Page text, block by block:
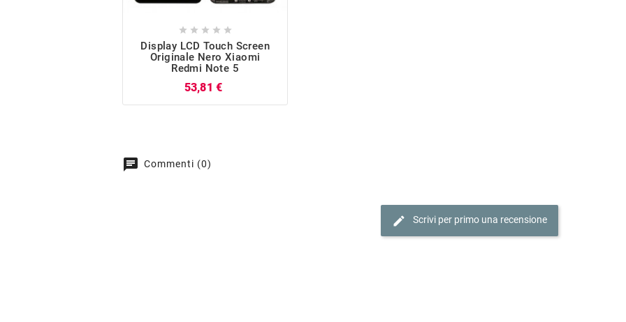
    
Display LCD Touch Screen
Originale Nero Xiaomi
Redmi Note 5
53,81 €
chat Commenti (0)
edit Scrivi per primo una recensione